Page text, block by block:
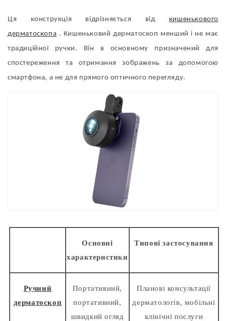
Ця конструкція відрізняється від кишенькового
дерматоскопа . Кишеньковий дерматоскоп менший і не має
традиційної ручки. Він в основному призначений для
спостереження та отримання зображень за допомогою
смартфона, а не для прямого оптичного перегляду.
Основні
характеристики
Типові застосування
Ручний
дерматоскоп
Портативний,
портативний,
швидкий огляд
Планові консультації
дерматологів, мобільні
клінічні послуги